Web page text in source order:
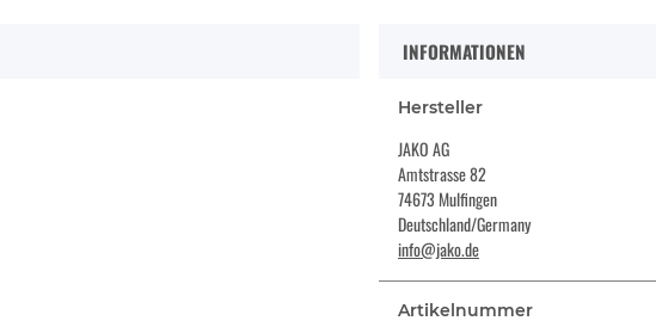
INFORMATIONEN
Hersteller
JAKO AG
Amtstrasse 82
74673 Mulfingen
Deutschland/Germany
info@jako.de
Artikelnummer